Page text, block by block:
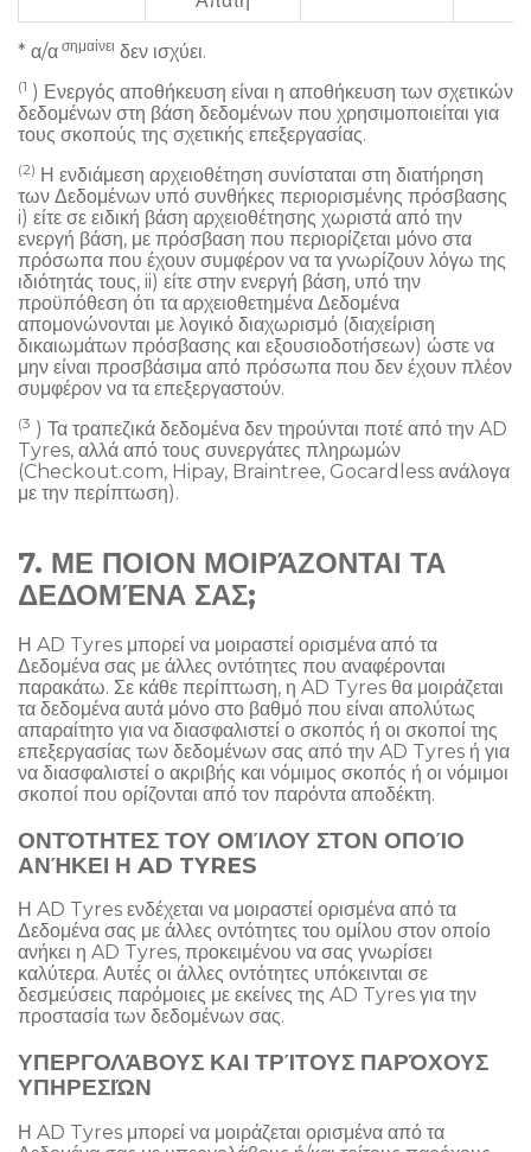
* α/α σημαίνει δεν ισχύει.
(1 ) Ενεργός αποθήκευση είναι η αποθήκευση των σχετικών
δεδομένων στη βάση δεδομένων που χρησιμοποιείται για
τους σκοπούς της σχετικής επεξεργασίας.
(2) Η ενδιάμεση αρχειοθέτηση συνίσταται στη διατήρηση
των Δεδομένων υπό συνθήκες περιορισμένης πρόσβασης
i) είτε σε ειδική βάση αρχειοθέτησης χωριστά από την
ενεργή βάση, με πρόσβαση που περιορίζεται μόνο στα
πρόσωπα που έχουν συμφέρον να τα γνωρίζουν λόγω της
ιδιότητάς τους, ii) είτε στην ενεργή βάση, υπό την
προϋπόθεση ότι τα αρχειοθετημένα Δεδομένα
απομονώνονται με λογικό διαχωρισμό (διαχείριση
δικαιωμάτων πρόσβασης και εξουσιοδοτήσεων) ώστε να
μην είναι προσβάσιμα από πρόσωπα που δεν έχουν πλέον
συμφέρον να τα επεξεργαστούν.
(3 ) Τα τραπεζικά δεδομένα δεν τηρούνται ποτέ από την AD
Tyres, αλλά από τους συνεργάτες πληρωμών
(Checkout.com, Hipay, Braintree, Gocardless ανάλογα
με την περίπτωση).
7. ΜΕ ΠΟΙΟΝ ΜΟΙΡΆΖΟΝΤΑΙ ΤΑ
ΔΕΔΟΜΈΝΑ ΣΑΣ;
Η AD Tyres μπορεί να μοιραστεί ορισμένα από τα
Δεδομένα σας με άλλες οντότητες που αναφέρονται
παρακάτω. Σε κάθε περίπτωση, η AD Tyres θα μοιράζεται
τα δεδομένα αυτά μόνο στο βαθμό που είναι απολύτως
απαραίτητο για να διασφαλιστεί ο σκοπός ή οι σκοποί της
επεξεργασίας των δεδομένων σας από την AD Tyres ή για
να διασφαλιστεί ο ακριβής και νόμιμος σκοπός ή οι νόμιμοι
σκοποί που ορίζονται από τον παρόντα αποδέκτη.
ΟΝΤΌΤΗΤΕΣ ΤΟΥ ΟΜΊΛΟΥ ΣΤΟΝ ΟΠΟΊΟ
ΑΝΉΚΕΙ Η AD TYRES
Η AD Tyres ενδέχεται να μοιραστεί ορισμένα από τα
Δεδομένα σας με άλλες οντότητες του ομίλου στον οποίο
ανήκει η AD Tyres, προκειμένου να σας γνωρίσει
καλύτερα. Αυτές οι άλλες οντότητες υπόκεινται σε
δεσμεύσεις παρόμοιες με εκείνες της AD Tyres για την
προστασία των δεδομένων σας.
ΥΠΕΡΓΟΛΆΒΟΥΣ ΚΑΙ ΤΡΊΤΟΥΣ ΠΑΡΌΧΟΥΣ
ΥΠΗΡΕΣΙΏΝ
Η AD Tyres μπορεί να μοιράζεται ορισμένα από τα